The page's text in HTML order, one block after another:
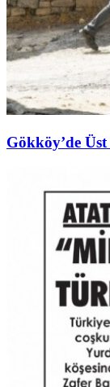
Gökköy’de Üst